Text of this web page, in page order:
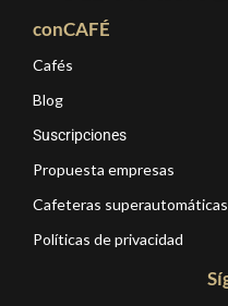
conCAFÉ
Cafés
Blog
Suscripciones
Propuesta empresas
Cafeteras superautomáticas
Políticas de privacidad